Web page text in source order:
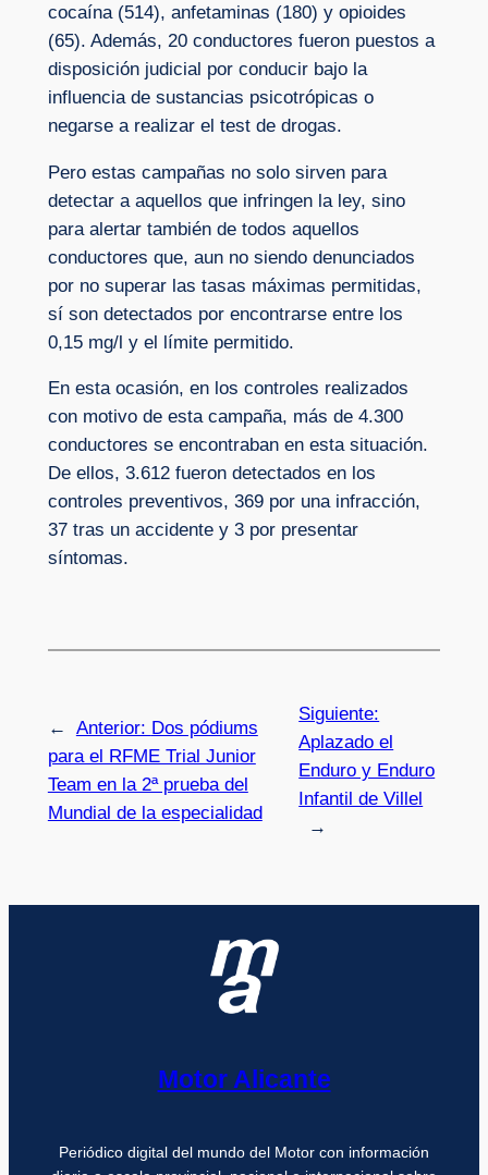
cocaína (514), anfetaminas (180) y opioides
(65). Además, 20 conductores fueron puestos a
disposición judicial por conducir bajo la
influencia de sustancias psicotrópicas o
negarse a realizar el test de drogas.
Pero estas campañas no solo sirven para
detectar a aquellos que infringen la ley, sino
para alertar también de todos aquellos
conductores que, aun no siendo denunciados
por no superar las tasas máximas permitidas,
sí son detectados por encontrarse entre los
0,15 mg/l y el límite permitido.
En esta ocasión, en los controles realizados
con motivo de esta campaña, más de 4.300
conductores se encontraban en esta situación.
De ellos, 3.612 fueron detectados en los
controles preventivos, 369 por una infracción,
37 tras un accidente y 3 por presentar
síntomas.
← Anterior: Dos pódiums
para el RFME Trial Junior
Team en la 2ª prueba del
Mundial de la especialidad
Siguiente:
Aplazado el
Enduro y Enduro
Infantil de Villel
→
Motor Alicante
Periódico digital del mundo del Motor con información